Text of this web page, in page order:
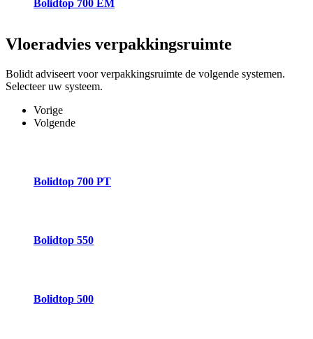
Bolidtop 700 EM
Vloeradvies verpakkingsruimte
Bolidt adviseert voor verpakkingsruimte de volgende systemen.
Selecteer uw systeem.
Vorige
Volgende
Bolidtop 700 PT
Bolidtop 550
Bolidtop 500